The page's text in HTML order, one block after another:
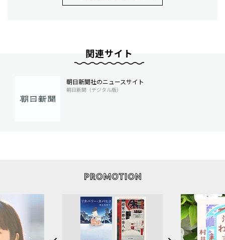
関連サイト
朝日新聞社のニュースサイト
朝日新聞（デジタル版）